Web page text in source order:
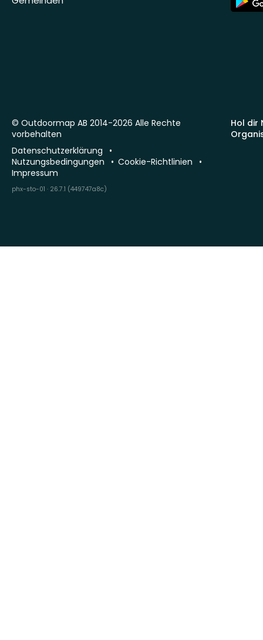
Store
Hol dir
© Outdoormap AB 2014-2026 Alle Rechte
vorbehalten
Datenschutzerklärung
Nutzungsbedingungen
Cookie-Richtlinien
Impressum
phx-sto-01 · 26.7.1 (449747a8c)